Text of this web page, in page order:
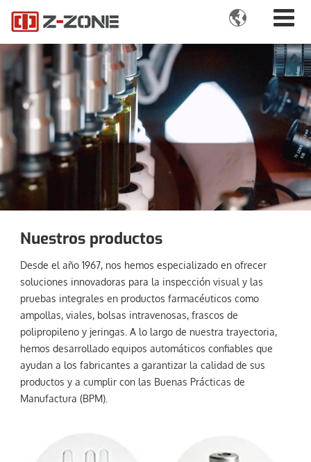

Nuestros productos
Desde el año 1967, nos hemos especializado en ofrecer
soluciones innovadoras para la inspección visual y las
pruebas integrales en productos farmacéuticos como
ampollas, viales, bolsas intravenosas, frascos de
polipropileno y jeringas. A lo largo de nuestra trayectoria,
hemos desarrollado equipos automáticos confiables que
ayudan a los fabricantes a garantizar la calidad de sus
productos y a cumplir con las Buenas Prácticas de
Manufactura (BPM).